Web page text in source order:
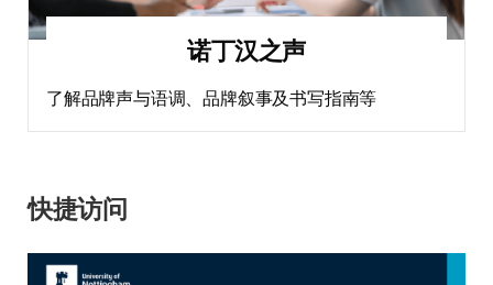
诺丁汉之声
了解品牌声与语调、品牌叙事及书写指南等
快捷访问